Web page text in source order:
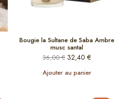
Bougie la Sultane de Saba Ambre
musc santal
36,00€ 32,40 €
Ajouter au panier